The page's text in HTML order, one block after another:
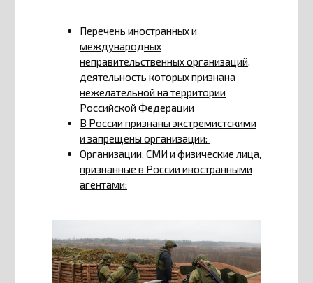
Перечень иностранных и
международных
неправительственных организаций,
деятельность которых признана
нежелательной на территории
Российской Федерации
В России признаны экстремистскими
и запрещены организации:
Организации, СМИ и физические лица,
признанные в России иностранными
агентами: